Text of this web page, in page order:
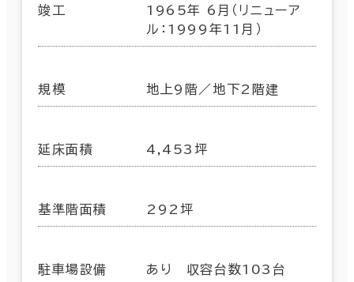
竣工
1965年 6月（リニューア
ル：1999年11月）
規模 地上9階／地下2階建
延床面積 4,453坪
基準階面積 292坪
駐車場設備 あり 収容台数103台